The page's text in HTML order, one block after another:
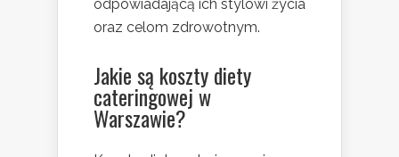
odpowiadającą ich stylowi życia
oraz celom zdrowotnym.
Jakie są koszty diety
cateringowej w
Warszawie?